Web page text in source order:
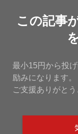
この記事
最小15円から投
励みになります。
ご支援ありがとう